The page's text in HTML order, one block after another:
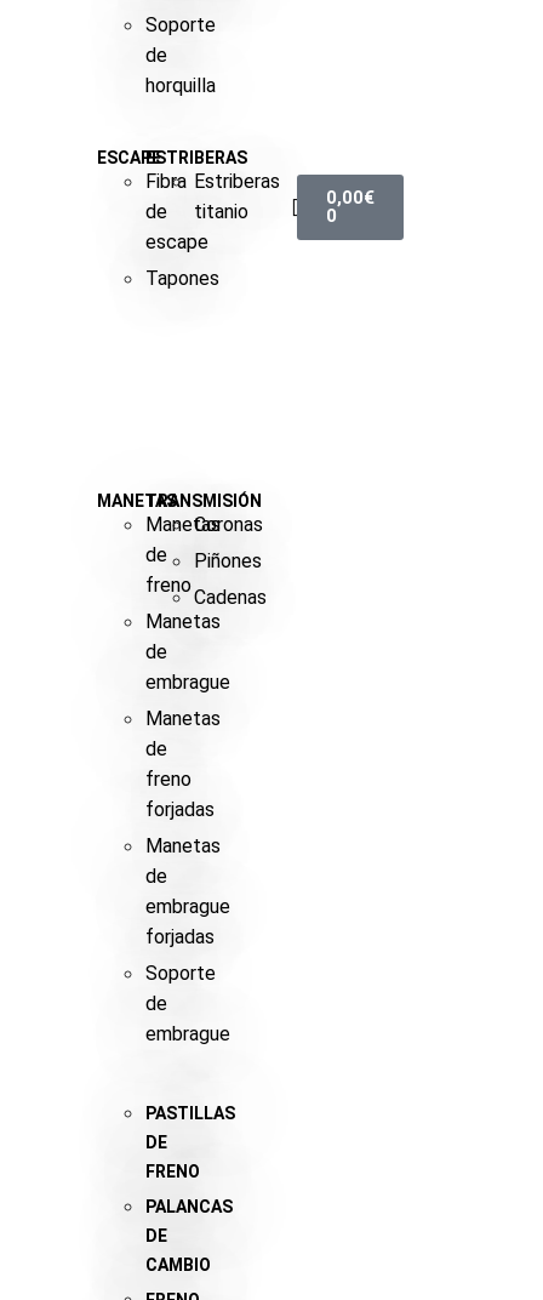
Soporte
de
horquilla
ESCAPE
Fibra
de
escape
Tapones
ESTRIBERAS
Estriberas
titanio
MANETAS
Manetas
de
freno
Manetas
de
embrague
Manetas
de
freno
forjadas
Manetas
de
embrague
forjadas
Soporte
de
embrague
TRANSMISIÓN
Coronas
Piñones
Cadenas
PASTILLAS
DE
FRENO
PALANCAS
DE
CAMBIO
0,00€
0